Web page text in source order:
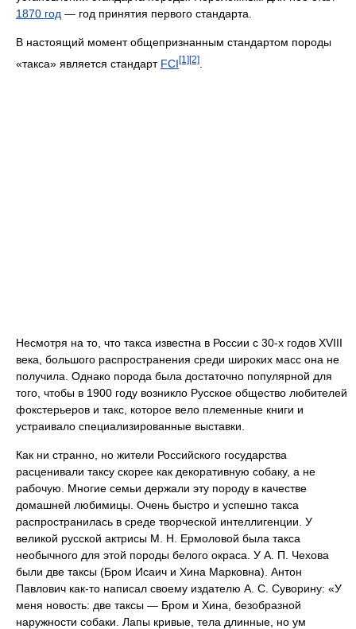
1870 год — год принятия первого стандарта.
В настоящий момент общепризнанным стандартом породы
«такса» является стандарт FCI[1][2]
Несмотря на то, что такса известна в России с 30-х годов XVIII
века, большого распространения среди широких масс она не
получила. Однако порода была достаточно популярной для
того, чтобы в 1900 году возникло Русское общество любителей
фокстерьеров и такс, которое вело племенные книги и
устраивало специализированные выставки.
Как ни странно, но жители Российского государства
расценивали таксу скорее как декоративную собаку, а не
рабочую. Многие семьи держали эту породу в качестве
домашней любимицы. Очень быстро и успешно такса
распространилась в среде творческой интеллигенции. У
великой русской актрисы М. Н. Ермоловой была такса
необычного для этой породы белого окраса. У А. П. Чехова
были две таксы (Бром Исаич и Хина Марковна). Антон
Павлович как-то написал своему издателю А. С. Суворину: «У
меня новость: две таксы — Бром и Хина, безобразной
наружности собаки. Лапы кривые, тела длинные, но ум